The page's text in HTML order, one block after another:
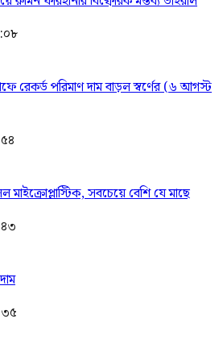
রেকর্ড পরিমাণ দাম বাড়ল স্বর্ণের (৬ আগস্ট
মাইক্রোপ্লাস্টিক, সবচেয়ে বেশি যে মাছে